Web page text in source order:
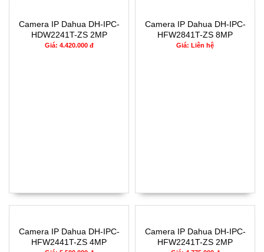
Camera IP Dahua DH-IPC-
HDW2241T-ZS 2MP
Giá: 4.420.000 đ
Camera IP Dahua DH-IPC-
HFW2841T-ZS 8MP
Giá: Liên hệ
Camera IP Dahua DH-IPC-
HFW2441T-ZS 4MP
Camera IP Dahua DH-IPC-
HFW2241T-ZS 2MP